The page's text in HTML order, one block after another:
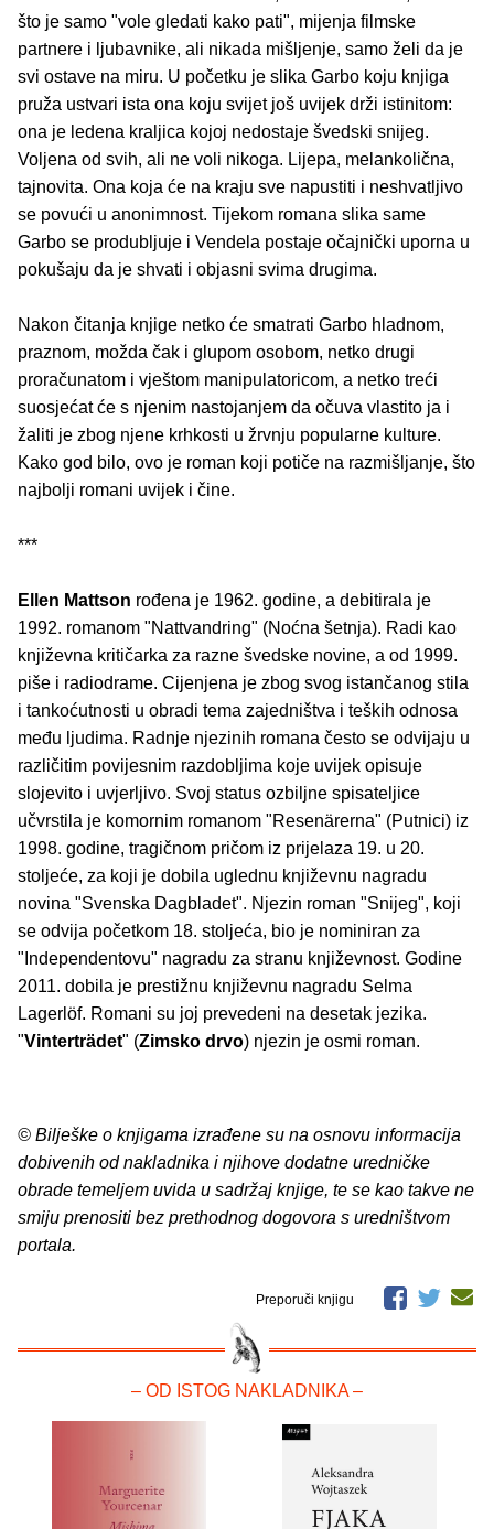
što je samo "vole gledati kako pati", mijenja filmske
partnere i ljubavnike, ali nikada mišljenje, samo želi da je
svi ostave na miru. U početku je slika Garbo koju knjiga
pruža ustvari ista ona koju svijet još uvijek drži istinitom:
ona je ledena kraljica kojoj nedostaje švedski snijeg.
Voljena od svih, ali ne voli nikoga. Lijepa, melankolična,
tajnovita. Ona koja će na kraju sve napustiti i neshvatljivo
se povući u anonimnost. Tijekom romana slika same
Garbo se produbljuje i Vendela postaje očajnički uporna u
pokušaju da je shvati i objasni svima drugima.
Nakon čitanja knjige netko će smatrati Garbo hladnom,
praznom, možda čak i glupom osobom, netko drugi
proračunatom i vještom manipulatoricom, a netko treći
suosjećat će s njenim nastojanjem da očuva vlastito ja i
žaliti je zbog njene krhkosti u žrvnju popularne kulture.
Kako god bilo, ovo je roman koji potiče na razmišljanje, što
najbolji romani uvijek i čine.
***
Ellen Mattson rođena je 1962. godine, a debitirala je
1992. romanom "Nattvandring" (Noćna šetnja). Radi kao
književna kritičarka za razne švedske novine, a od 1999.
piše i radiodrame. Cijenjena je zbog svog istančanog stila
i tankoćutnosti u obradi tema zajedništva i teških odnosa
među ljudima. Radnje njezinih romana često se odvijaju u
različitim povijesnim razdobljima koje uvijek opisuje
slojevito i uvjerljivo. Svoj status ozbiljne spisateljice
učvrstila je komornim romanom "Resenärerna" (Putnici) iz
1998. godine, tragičnom pričom iz prijelaza 19. u 20.
stoljeće, za koji je dobila uglednu književnu nagradu
novina "Svenska Dagbladet". Njezin roman "Snijeg", koji
se odvija početkom 18. stoljeća, bio je nominiran za
"Independentovu" nagradu za stranu književnost. Godine
2011. dobila je prestižnu književnu nagradu Selma
Lagerlöf. Romani su joj prevedeni na desetak jezika.
"Vinterträdet" (Zimsko drvo) njezin je osmi roman.
© Bilješke o knjigama izrađene su na osnovu informacija
dobivenih od nakladnika i njihove dodatne uredničke
obrade temeljem uvida u sadržaj knjige, te se kao takve ne
smiju prenositi bez prethodnog dogovora s uredništvom
portala.
Preporuči knjigu
– OD ISTOG NAKLADNIKA –